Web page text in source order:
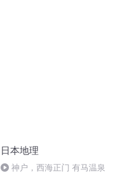
日本地理
神户，西海正门 有马温泉